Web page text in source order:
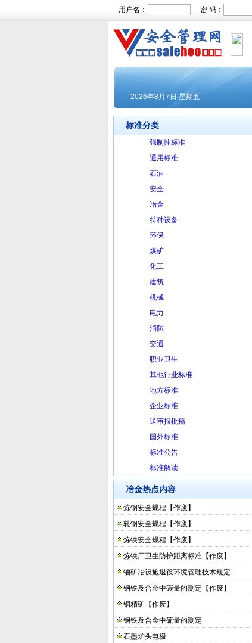
用户名： 密 码：
标准分类
强制性标准
通用标准
石油
安全
冶金
特种设备
环保
煤矿
化工
建筑
机械
电力
消防
交通
职业卫生
其他行业标准
地方标准
企业标准
送审报批稿
国外标准
标准公告
标准解读
冶金热点内容
炼钢安全规程【作废】
轧钢安全规程【作废】
炼铁安全规程【作废】
炼铁厂卫生防护距离标准【作废】
铀矿冶设施退役环境管理技术规定
钢铁及合金中碳量的测定【作废】
铜精矿【作废】
钢铁及合金中硫量的测定
石墨炉头电极